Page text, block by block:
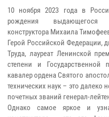
10 ноября 2023 года в
рождения выдающегося
конструктора Михаила
Герой Российской Федерации,
Труда, лауреат Ленинской
степени и Государственной
кавалер ордена Святого
технических наук – это
почетных званий генерал-
Однако самое яркое и